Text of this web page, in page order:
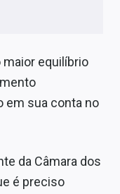
equilíbrio
em sua conta no
da Câmara dos
é preciso